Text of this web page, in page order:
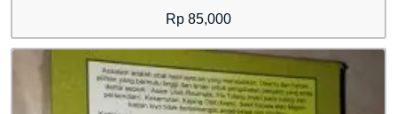
Rp 85,000